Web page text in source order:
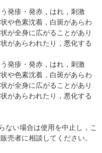
発疹・発赤，はれ，刺激
や色素沈着，白斑があらわ
が全身に広がることがあり
があらわれたり，悪化する
発疹・発赤，はれ，刺激
や色素沈着，白斑があらわ
が全身に広がることがあり
があらわれたり，悪化する
ない場合は使用を中止し，こ
売者に相談してください。